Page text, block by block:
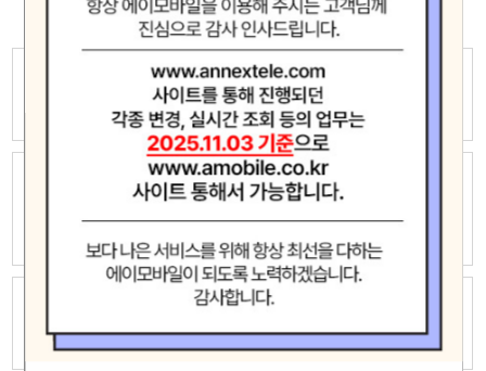
모험(Adventure)
우리는 자유롭고 창의적인 상상력으로
새로운 가치창조에 끊임없이 도전하고모험
놀라운(Amazing)
우리는 고객중심 능력은 고객을 위해 다양한
시각에서 만들어진놀라운상품을
제공합니다.
노력하겠습니다.